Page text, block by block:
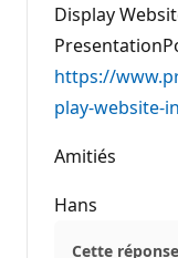
Display
https://
play-website-
Amitiés
Hans
Cette